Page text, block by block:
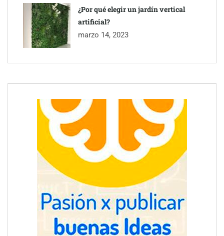
¿Por qué elegir un jardín vertical
artificial?
marzo 14, 2023